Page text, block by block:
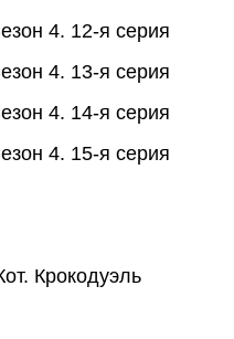
4. 12-я серия
4. 13-я серия
4. 14-я серия
4. 15-я серия
Крокодуэль